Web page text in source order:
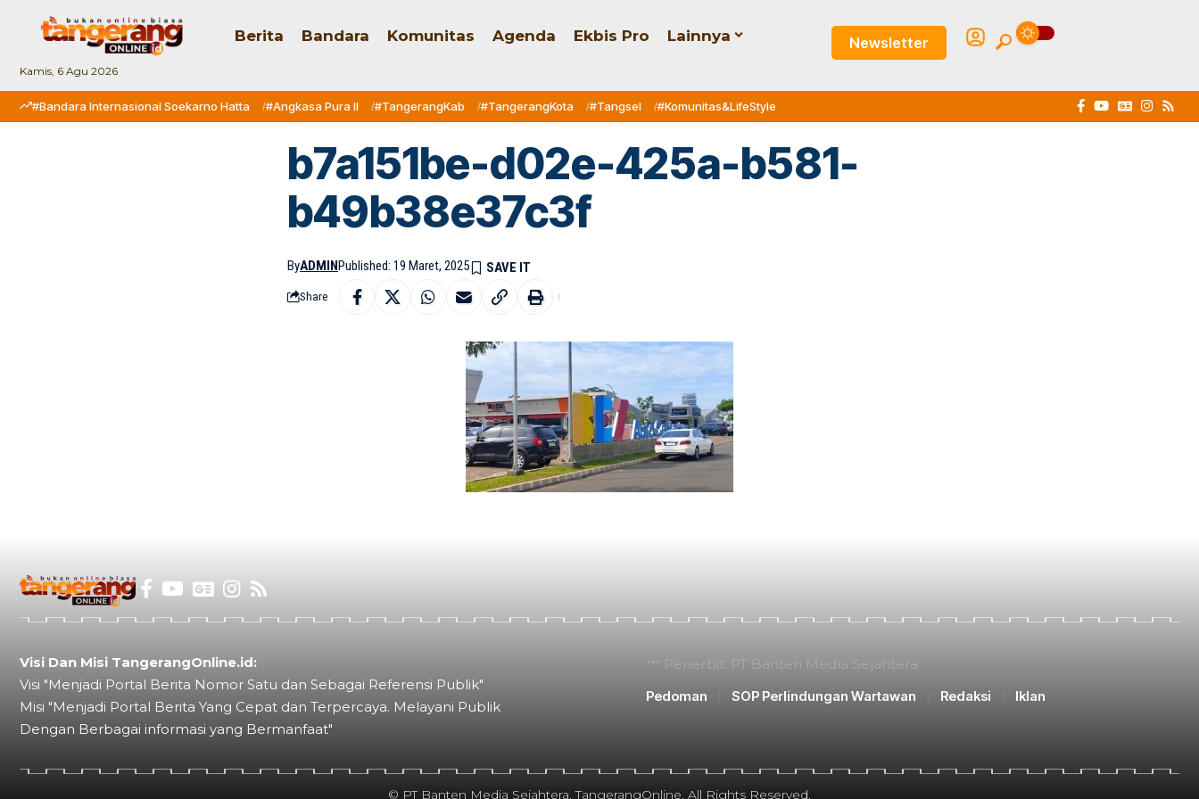
Kamis, 6 Agu 2026
Berita Bandara Komunitas Agenda Ekbis Pro Lainnya Newsletter
#Bandara Internasional Soekarno Hatta #Angkasa Pura II #TangerangKab #TangerangKota #Tangsel #Komunitas&LifeStyle
b7a151be-d02e-425a-b581-
b49b38e37c3f
ByADMINPublished: 19 Maret, 2025
Share
Visi Dan Misi TangerangOnline.id:
Visi "Menjadi Portal Berita Nomor Satu dan Sebagai Referensi Publik"
Misi "Menjadi Portal Berita Yang Cepat dan Terpercaya. Melayani Publik
Dengan Berbagai informasi yang Bermanfaat"
Penerbit: PT Banten Media Sejahtera
Pedoman
SOP Perlindungan Wartawan Redaksi Iklan
© PT Banten Media Sejahtera. TangerangOnline. All Rights Reserved.